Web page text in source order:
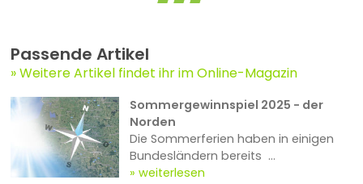
Passende Artikel
Weitere Artikel findet ihr im Online-Magazin
Sommergewinnspiel 2025 - der
Norden
Die Sommerferien haben in einigen
Bundesländern bereits ...
weiterlesen